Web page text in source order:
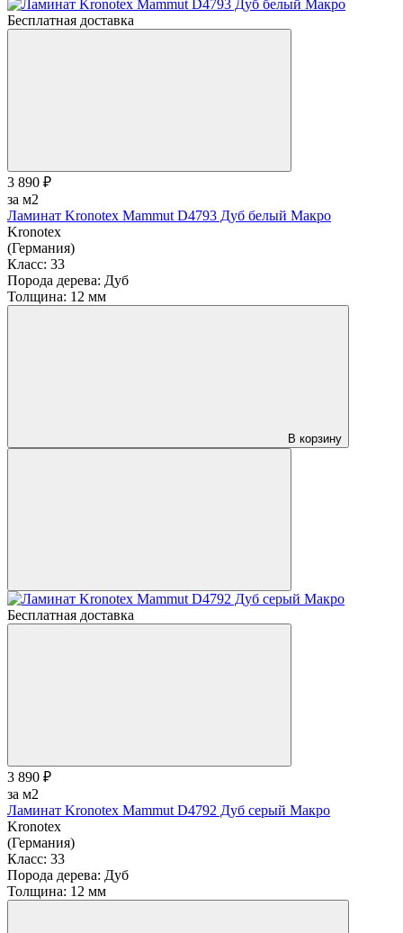
Бесплатная доставка
3 890 ₽
за м2
Ламинат Kronotex Mammut D4793 Дуб белый Макро
Kronotex
(Германия)
Класс: 33
Порода дерева: Дуб
Толщина: 12 мм
В корзину
Бесплатная доставка
3 890 ₽
за м2
Ламинат Kronotex Mammut D4792 Дуб серый Макро
Kronotex
(Германия)
Класс: 33
Порода дерева: Дуб
Толщина: 12 мм